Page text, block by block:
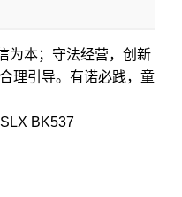
为本；守法经营，创新
理引导。有诺必践，童
BK537